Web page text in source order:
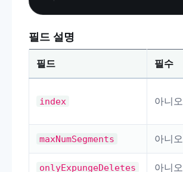
필드 설명
필드 필수
index 아니오
maxNumSegments 아니오
onlyExpungeDeletes 아니오